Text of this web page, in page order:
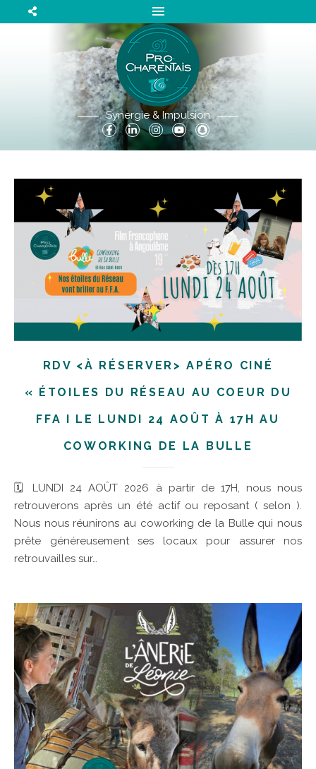
Synergie & Impulsion
RDV <À RÉSERVER> APÉRO CINÉ
« ÉTOILES DU RÉSEAU AU COEUR DU
FFA I LE LUNDI 24 AOÛT À 17H AU
COWORKING DE LA BULLE
🗓 LUNDI 24 AOÛT 2026 à partir de 17H, nous nous
retrouverons après un été actif ou reposant ( selon ).
Nous nous réunirons au coworking de la Bulle qui nous
prête généreusement ses locaux pour assurer nos
retrouvailles sur…